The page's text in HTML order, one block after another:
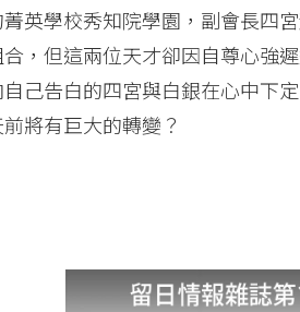
英學校秀知院學園，副會長四
，但這兩位天才卻因自尊心強
自己告白的四宮與白銀在心中
將有巨大的轉變？